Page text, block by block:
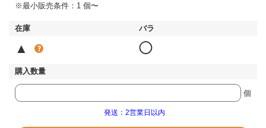
※最小販売条件：1 個〜
▲ ◯
個
発送：2営業日以内